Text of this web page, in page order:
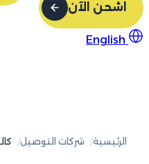
اشحن الآن
English
الرئيسية شركات التوصيل